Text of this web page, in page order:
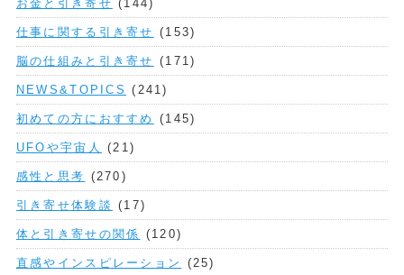
お金と引き寄せ (144)
仕事に関する引き寄せ (153)
脳の仕組みと引き寄せ (171)
NEWS&TOPICS (241)
初めての方におすすめ (145)
UFOや宇宙人 (21)
感性と思考 (270)
引き寄せ体験談 (17)
体と引き寄せの関係 (120)
直感やインスピレーション (25)